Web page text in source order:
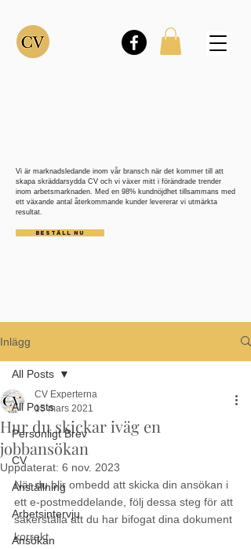
Vi är marknadsledande inom vår bransch när det kommer till att
skapa skräddarsydda CV och vi växer mitt i förändrade trender
inom arbetsmarknaden. Med en 98% kundnöjdhet tillsammans med
ett växande antal återkommande kunder levererar vi utmärkta
resultat.
BESTÄLL NU
Inlägg
All Posts
Personligt Brev
CV
Anställning
Arbetsintervju
Ansökan
All Posts
Hur du skickar iväg en
jobbansökan
CV Experterna
15 mars 2021
Uppdaterat: 6 nov. 2023
När du blir ombedd att skicka din ansökan i
ett e-postmeddelande, följ dessa steg för att
säkerställa att du har bifogat dina dokument
korrekt.